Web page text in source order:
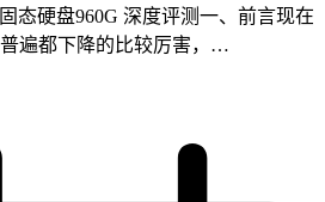
态硬盘960G 深度评测一、前言现在
遍都下降的比较厉害，…